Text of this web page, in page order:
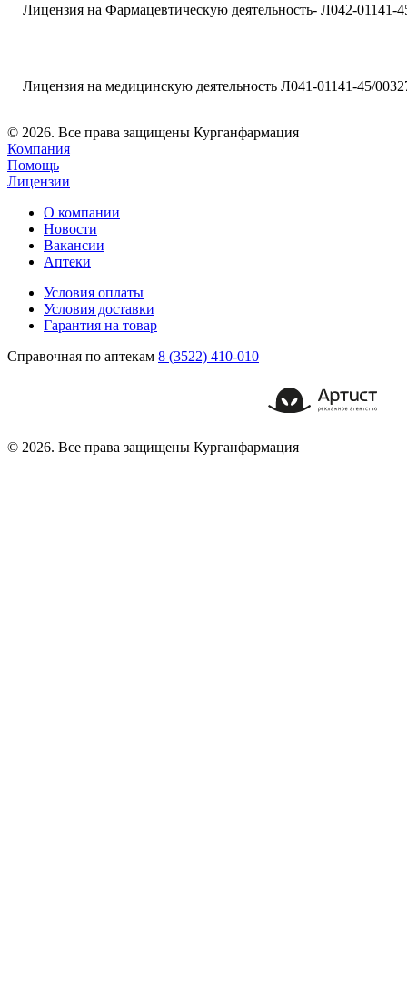
Лицензия на Фармацевтическую деятельность- Л042-01141-
Лицензия на медицинскую деятельность Л041-01141-45/
© 2026. Все права защищены Курганфармация
Компания
Помощь
Лицензии
О компании
Новости
Вакансии
Аптеки
Условия оплаты
Условия доставки
Гарантия на товар
Справочная по аптекам 8 (3522) 410-010
© 2026. Все права защищены Курганфармация